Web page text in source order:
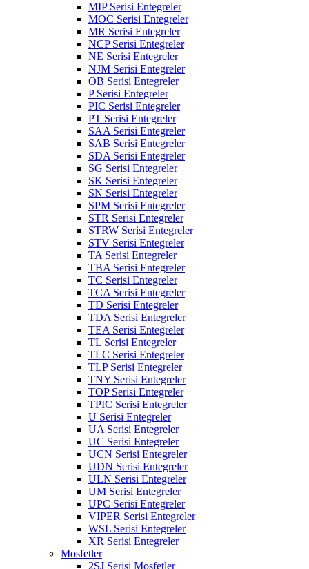
MIP Serisi Entegreler
MOC Serisi Entegreler
MR Serisi Entegreler
NCP Serisi Entegreler
NE Serisi Entegreler
NJM Serisi Entegreler
OB Serisi Entegreler
P Serisi Entegreler
PIC Serisi Entegreler
PT Serisi Entegreler
SAA Serisi Entegreler
SAB Serisi Entegreler
SDA Serisi Entegreler
SG Serisi Entegreler
SK Serisi Entegreler
SN Serisi Entegreler
SPM Serisi Entegreler
STR Serisi Entegreler
STRW Serisi Entegreler
STV Serisi Entegreler
TA Serisi Entegreler
TBA Serisi Entegreler
TC Serisi Entegreler
TCA Serisi Entegreler
TD Serisi Entegreler
TDA Serisi Entegreler
TEA Serisi Entegreler
TL Serisi Entegreler
TLC Serisi Entegreler
TLP Serisi Entegreler
TNY Serisi Entegreler
TOP Serisi Entegreler
TPIC Serisi Entegreler
U Serisi Entegreler
UA Serisi Entegreler
UC Serisi Entegreler
UCN Serisi Entegreler
UDN Serisi Entegreler
ULN Serisi Entegreler
UM Serisi Entegreler
UPC Serisi Entegreler
VIPER Serisi Entegreler
WSL Serisi Entegreler
XR Serisi Entegreler
Mosfetler
2SJ Serisi Mosfetler